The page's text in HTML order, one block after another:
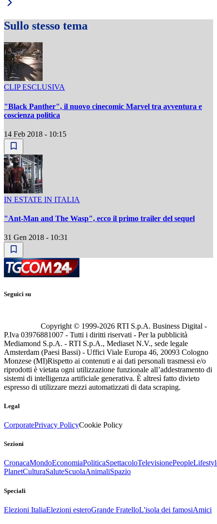
Sullo stesso tema
CLIP ESCLUSIVA
"Black Panther", il nuovo cinecomic Marvel tra avventura e
coscienza politica
14 Feb 2018 - 10:15
IN ESTATE IN ITALIA
"Ant-Man and The Wasp", ecco il primo trailer del sequel
31 Gen 2018 - 10:31
Seguici su
Copyright © 1999-2026 RTI S.p.A. Business Digital -
P.Iva 03976881007 - Tutti i diritti riservati - Per la pubblicità
Mediamond S.p.A. - RTI S.p.A., Mediaset N.V., sede legale
Amsterdam (Paesi Bassi) - Uffici Viale Europa 46, 20093 Cologno
Monzese (MI)Rispetto ai contenuti e ai dati personali trasmessi e/o
riprodotti è vietata ogni utilizzazione funzionale all’addestramento di
sistemi di intelligenza artificiale generativa. È altresì fatto divieto
espresso di utilizzare mezzi automatizzati di data scraping.
Legal
CorporatePrivacy PolicyCookie Policy
Sezioni
CronacaMondoEconomiaPoliticaSpettacoloTelevisionePeople
PlanetCulturaSaluteScuolaAnimaliSpazio
Speciali
Elezioni ItaliaElezioni esteroGrande FratelloL'isola dei famosiAmici